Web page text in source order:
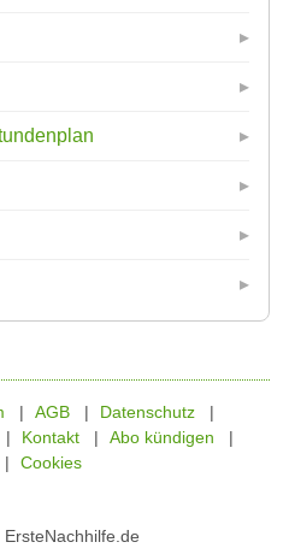
AGB
Datenschutz
Kontakt
Abo kündigen
Cookies